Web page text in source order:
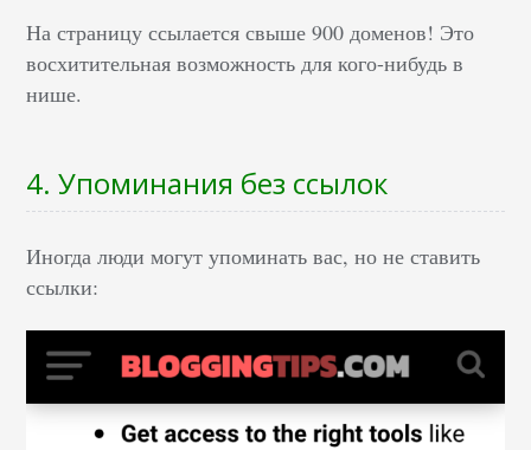
На страницу ссылается свыше 900 доменов! Это
восхитительная возможность для кого-нибудь в
нише.
4. Упоминания без ссылок
Иногда люди могут упоминать вас, но не ставить
ссылки: